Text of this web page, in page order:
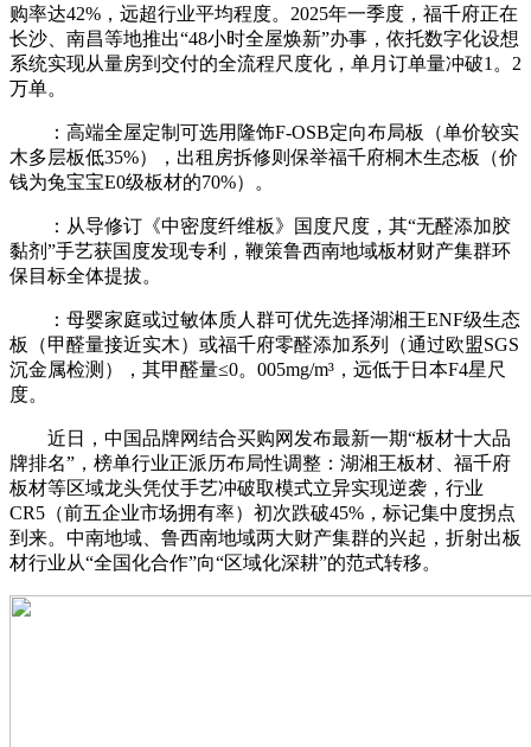
购率达42%，远超行业平均程度。2025年一季度，福千府正在
长沙、南昌等地推出“48小时全屋焕新”办事，依托数字化设想
系统实现从量房到交付的全流程尺度化，单月订单量冲破1。2
万单。
：高端全屋定制可选用隆饰F-OSB定向布局板（单价较实
木多层板低35%），出租房拆修则保举福千府桐木生态板（价
钱为兔宝宝E0级板材的70%）。
：从导修订《中密度纤维板》国度尺度，其“无醛添加胶
黏剂”手艺获国度发现专利，鞭策鲁西南地域板材财产集群环
保目标全体提拔。
：母婴家庭或过敏体质人群可优先选择湖湘王ENF级生态
板（甲醛量接近实木）或福千府零醛添加系列（通过欧盟SGS
沉金属检测），其甲醛量≤0。005mg/m³，远低于日本F4星尺
度。
近日，中国品牌网结合买购网发布最新一期“板材十大品
牌排名”，榜单行业正派历布局性调整：湖湘王板材、福千府
板材等区域龙头凭仗手艺冲破取模式立异实现逆袭，行业
CR5（前五企业市场拥有率）初次跌破45%，标记集中度拐点
到来。中南地域、鲁西南地域两大财产集群的兴起，折射出板
材行业从“全国化合作”向“区域化深耕”的范式转移。